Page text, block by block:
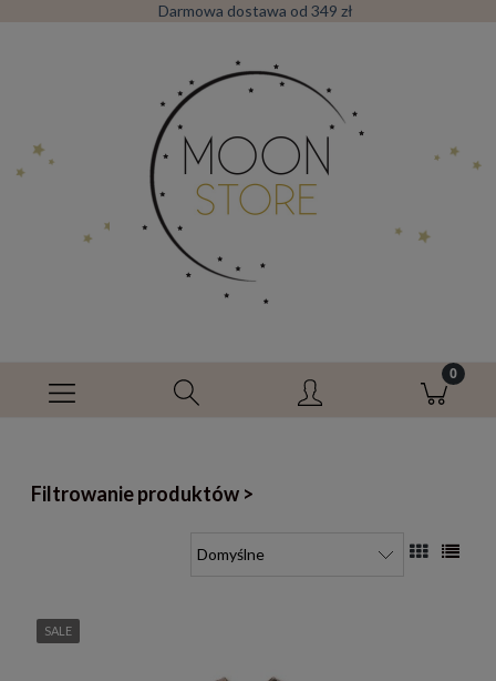
Darmowa dostawa od 349 zł
Filtrowanie produktów >
SALE